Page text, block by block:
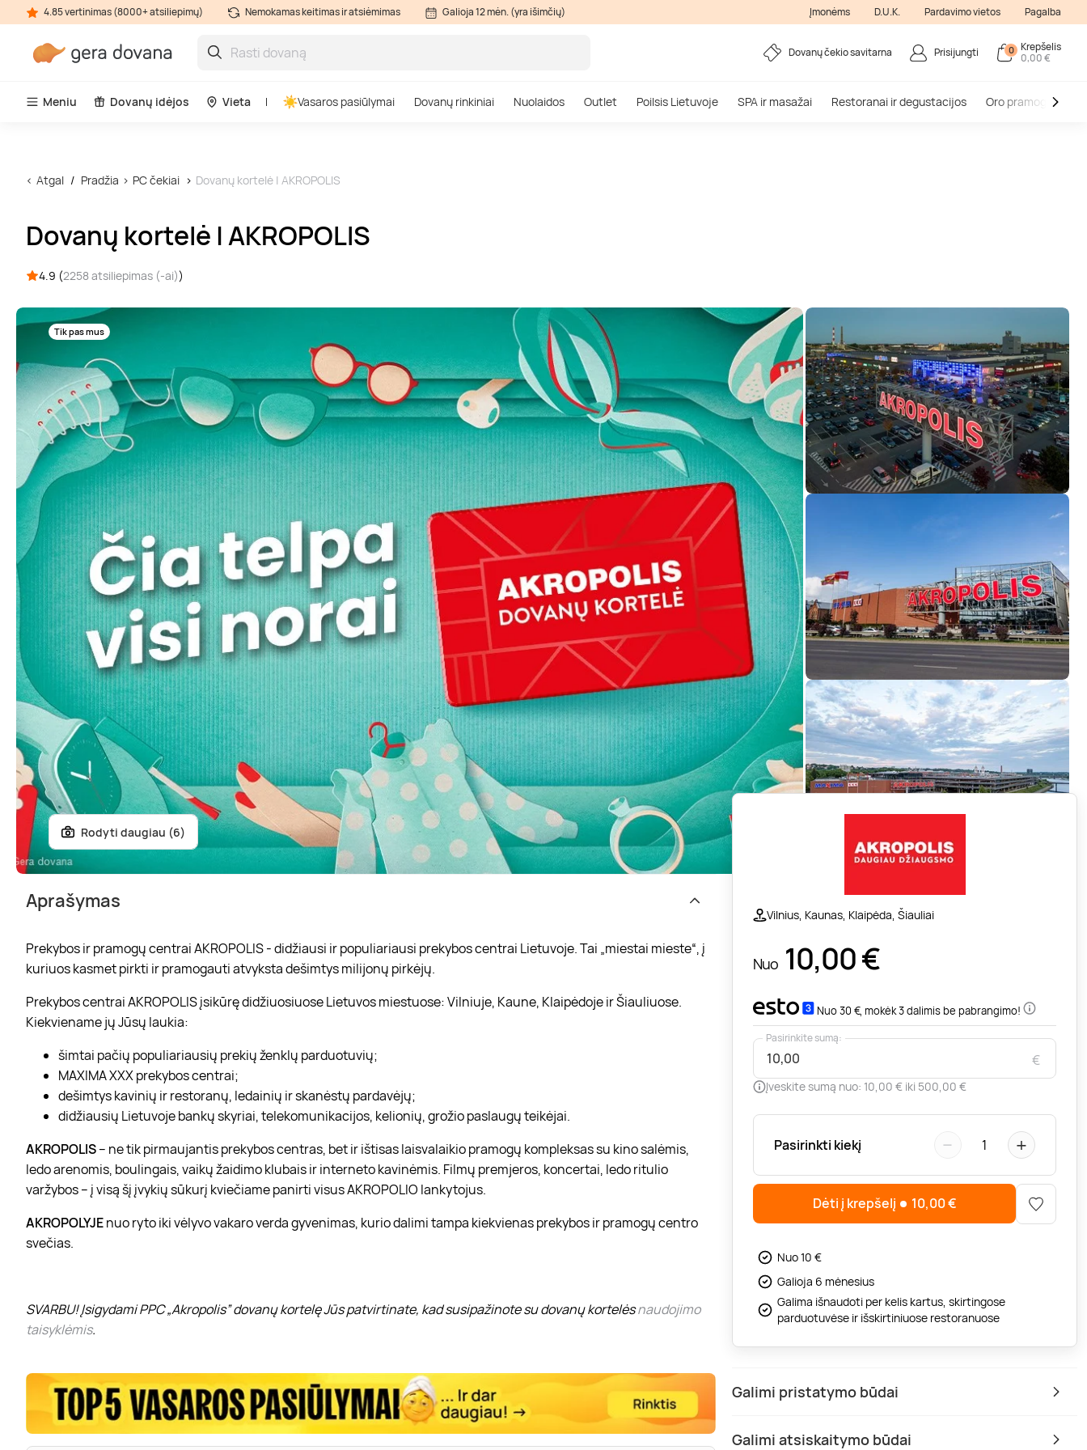
4.85 vertinimas (8000+ atsiliepimų) Nemokamas keitimas ir atsiėmimas Galioja 12 mėn. (yra išimčių) Įmonėms D.U.K. Pardavimo vietos Pagalba
Dovanų čekio savitarna Prisijungti 0 Krepšelis
0,00 €
Meniu Dovanų idėjos Vieta Vasaros pasiūlymai Dovanų rinkiniai Nuolaidos Outlet Poilsis Lietuvoje SPA ir masažai Restoranai ir degustacijos Oro pramogos
Atgal Pradžia PC čekiai Dovanų kortelė | AKROPOLIS
Dovanų kortelė | AKROPOLIS
4.9 (2258 atsiliepimas (-ai))
Tik pas mus
Rodyti daugiau (6)
Vilnius, Kaunas, Klaipėda, Šiauliai
Nuo 10,00€
Nuo 30 €, mokėk 3 dalimis be pabrangimo!
€
Pasirinkite sumą:
Įveskite sumą nuo: 10,00 € iki 500,00 €
Pasirinkti kiekį − 1 +
Dėti į krepšelį 10,00€
Nuo 10 €
Galioja 6 mėnesius
Galima išnaudoti per kelis kartus, skirtingose
parduotuvėse ir išskirtiniuose restoranuose
Galimi pristatymo būdai
Galimi atsiskaitymo būdai
Aprašymas
Prekybos ir pramogų centrai AKROPOLIS - didžiausi ir populiariausi prekybos centrai Lietuvoje. Tai „miestai mieste“, į
kuriuos kasmet pirkti ir pramogauti atvyksta dešimtys milijonų pirkėjų.
Prekybos centrai AKROPOLIS įsikūrę didžiuosiuose Lietuvos miestuose: Vilniuje, Kaune, Klaipėdoje ir Šiauliuose.
Kiekviename jų Jūsų laukia:
šimtai pačių populiariausių prekių ženklų parduotuvių;
MAXIMA XXX prekybos centrai;
dešimtys kavinių ir restoranų, ledainių ir skanėstų pardavėjų;
didžiausių Lietuvoje bankų skyriai, telekomunikacijos, kelionių, grožio paslaugų teikėjai.
AKROPOLIS– ne tik pirmaujantis prekybos centras, bet ir ištisas laisvalaikio pramogų kompleksas su kino salėmis,
ledo arenomis, boulingais, vaikų žaidimo klubais ir interneto kavinėmis. Filmų premjeros, koncertai, ledo ritulio
varžybos – į visą šį įvykių sūkurį kviečiame panirti visus AKROPOLIO lankytojus.
AKROPOLYJEnuo ryto iki vėlyvo vakaro verda gyvenimas, kurio dalimi tampa kiekvienas prekybos ir pramogų centro
svečias.
SVARBU! Įsigydami PPC „Akropolis” dovanų kortelę Jūs patvirtinate, kad susipažinote su dovanų kortelėsnaudojimo
taisyklėmis.